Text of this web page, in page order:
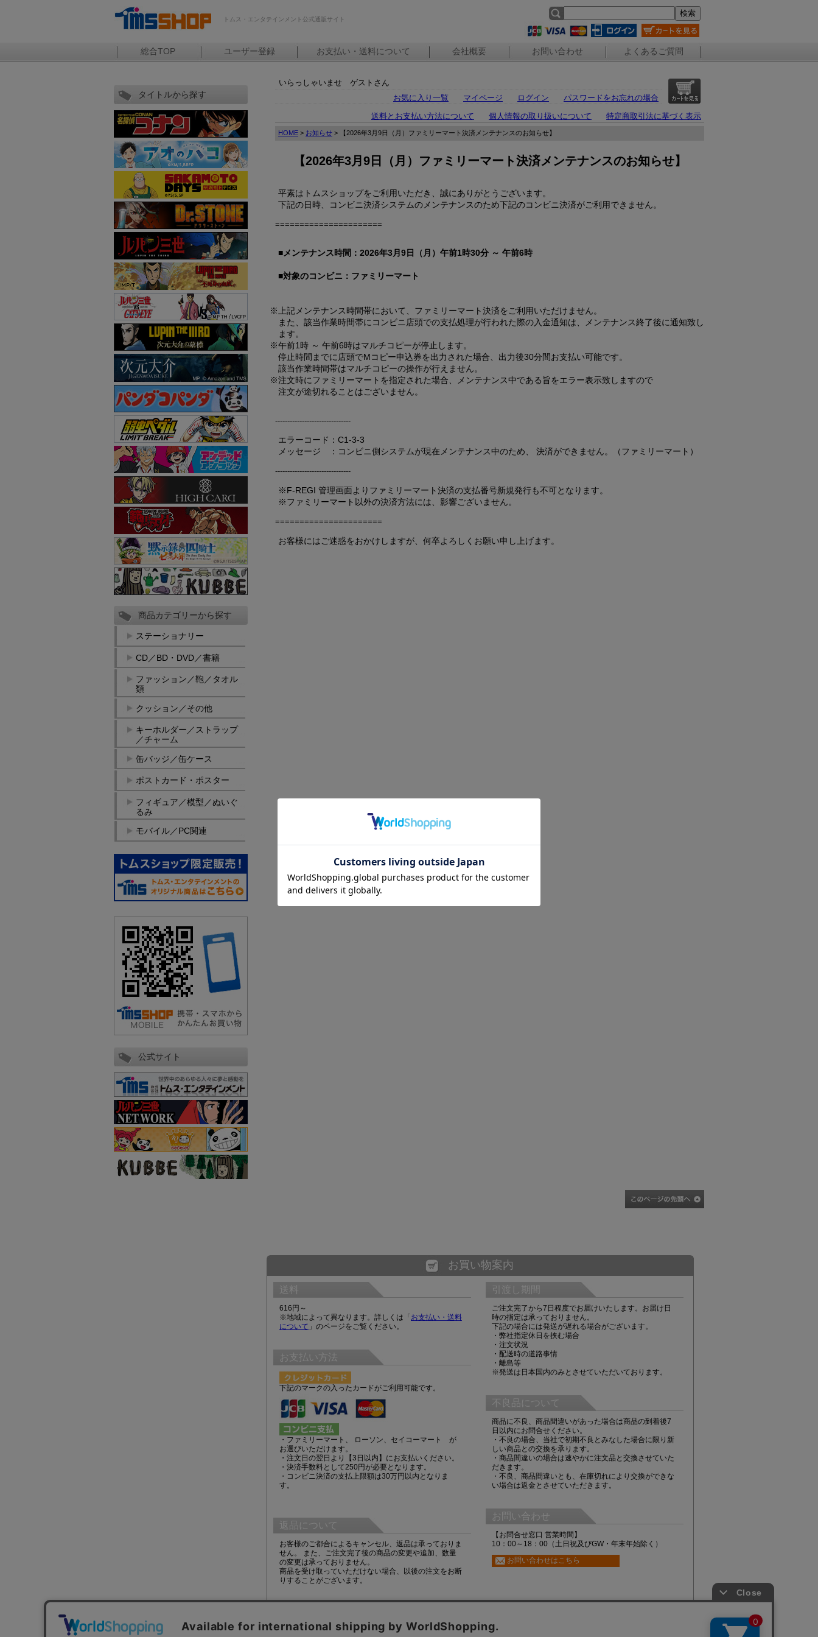
トムス・エンタテインメント公式通販サイト
総合TOP ユーザー登録 お支払い・送料について 会社概要 お問い合わせ よくあるご質問
タイトルから探す
商品カテゴリーから探す
ステーショナリー
CD／BD・DVD／書籍
ファッション／鞄／タオル
類
クッション／その他
キーホルダー／ストラップ
／チャーム
缶バッジ／缶ケース
ポストカード・ポスター
フィギュア／模型／ぬいぐ
るみ
モバイル／PC関連
公式サイト
いらっしゃいませ ゲストさん
お気に入り一覧
マイページ ログイン
パスワードをお忘れの場合
送料とお支払い方法について
個人情報の取り扱いについて 特定商取引法に基づく表示
HOME > お知らせ > 【2026年3月9日（月）ファミリーマート決済メンテナンスのお知らせ】
【2026年3月9日（月）ファミリーマート決済メンテナンスのお知らせ】
平素はトムスショップをご利用いただき、誠にありがとうございます。
下記の日時、コンビニ決済システムのメンテナンスのため下記のコンビニ決済がご利用できません。
======================
■メンテナンス時間：2026年3月9日（月）午前1時30分 ～ 午前6時
■対象のコンビニ：ファミリーマート
※上記メンテナンス時間帯において、ファミリーマート決済をご利用いただけません。
また、該当作業時間帯にコンビニ店頭での支払処理が行われた際の入金通知は、メンテナンス終了後に通知致し
ます。
※午前1時 ～ 午前6時はマルチコピーが停止します。
停止時間までに店頭でMコピー申込券を出力された場合、出力後30分間お支払い可能です。
該当作業時間帯はマルチコピーの操作が行えません。
※注文時にファミリーマートを指定された場合、メンテナンス中である旨をエラー表示致しますので
注文が途切れることはございません。
-------------------------------
エラーコード：C1-3-3
メッセージ ：コンビニ側システムが現在メンテナンス中のため、 決済ができません。（ファミリーマート）
-------------------------------
※F-REGI 管理画面よりファミリーマート決済の支払番号新規発行も不可となります。
※ファミリーマート以外の決済方法には、影響ございません。
======================
お客様にはご迷惑をおかけしますが、何卒よろしくお願い申し上げます。